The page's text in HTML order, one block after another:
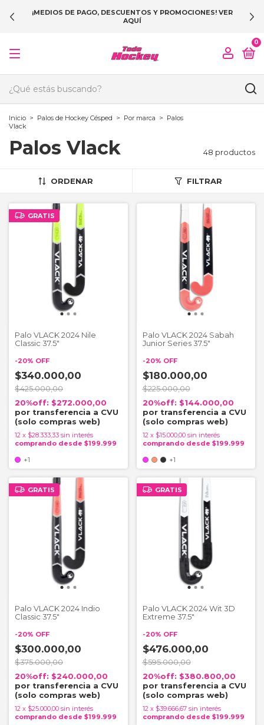
¡MEDIOS DE PAGO, DESCUENTOS Y PROMOCIONES! VER
AQUÍ
0
Inicio > Palos de Hockey Césped > Por marca > Palos
Vlack
Palos Vlack 48 productos
ORDENAR FILTRAR
GRATIS
Palo VLACK 2024 Nile
Classic 37.5"
-20% OFF
$340.000,00
$425.000,00
$272.000,00
12 x $28.333,33 sin interés
+1
Palo VLACK 2024 Sabah
Junior Series 37.5"
-20% OFF
$180.000,00
$225.000,00
$144.000,00
12 x $15.000,00 sin interés
+1
GRATIS
Palo VLACK 2024 Indio
Classic 37.5"
-20% OFF
$300.000,00
$375.000,00
$240.000,00
12 x $25.000,00 sin interés
GRATIS
Palo VLACK 2024 Wit 3D
Extreme 37.5"
-20% OFF
$476.000,00
$595.000,00
$380.800,00
12 x $39.666,67 sin interés